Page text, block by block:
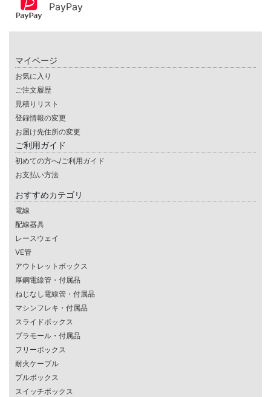
PayPay
マイページ
お気に入り
ご注文履歴
見積りリスト
登録情報の変更
お届け先住所の変更
ご利用ガイド
初めての方へ/ご利用ガイド
お支払い方法
おすすめカテゴリ
電線
配線器具
レースウェイ
VE管
アウトレットボックス
厚鋼電線管・付属品
ねじなし電線管・付属品
マシンフレキ・付属品
スライドボックス
プラモール・付属品
フリーボックス
耐火ケーブル
プルボックス
スイッチボックス